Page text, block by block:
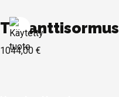
Timanttisormus
1044,00 €